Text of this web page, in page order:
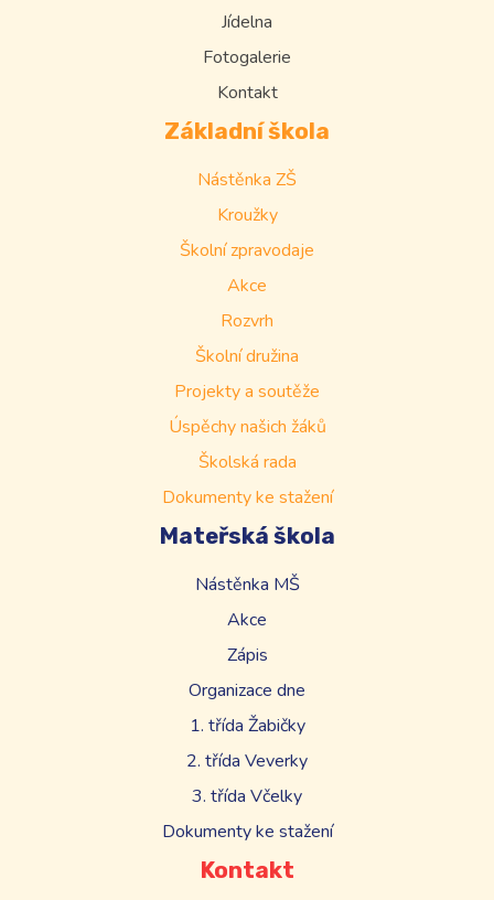
Jídelna
Fotogalerie
Kontakt
Základní škola
Nástěnka ZŠ
Kroužky
Školní zpravodaje
Akce
Rozvrh
Školní družina
Projekty a soutěže
Úspěchy našich žáků
Školská rada
Dokumenty ke stažení
Mateřská škola
Nástěnka MŠ
Akce
Zápis
Organizace dne
1. třída Žabičky
2. třída Veverky
3. třída Včelky
Dokumenty ke stažení
Kontakt